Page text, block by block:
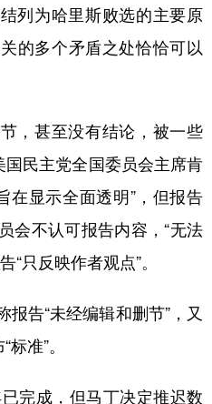
为哈里斯败选的主要原
的多个矛盾之处恰恰可以
甚至没有结论，被一些
国民主党全国委员会主席肯
在显示全面透明”，但报告
会不认可报告内容，“无法
“只反映作者观点”。
告“未经编辑和删节”，又
标准”。
成，但马丁决定推迟数